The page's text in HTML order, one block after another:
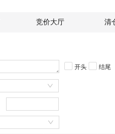
竞价大厅 清
开头 结尾